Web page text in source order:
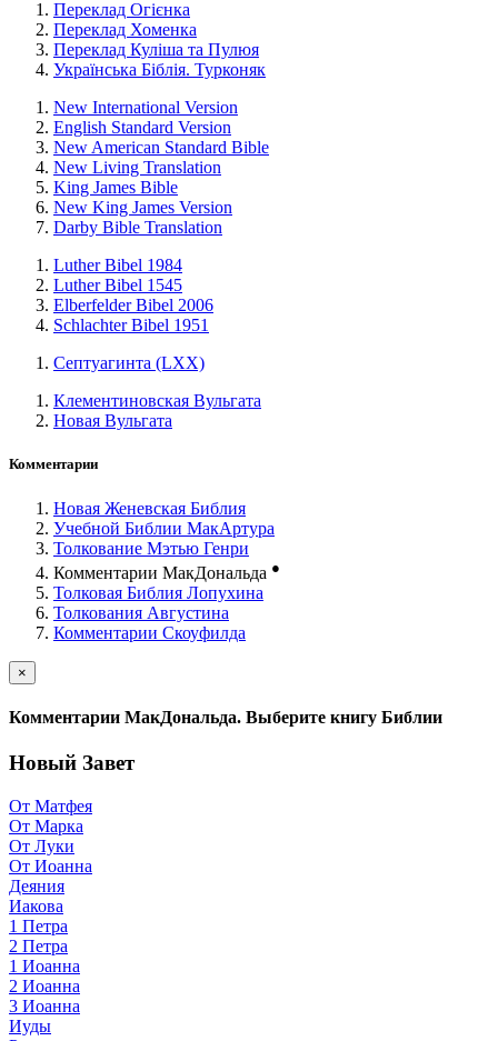
Переклад Огієнка
Переклад Хоменка
Переклад Куліша та Пулюя
Українська Біблія. Турконяк
New International Version
English Standard Version
New American Standard Bible
New Living Translation
King James Bible
New King James Version
Darby Bible Translation
Luther Bibel 1984
Luther Bibel 1545
Elberfelder Bibel 2006
Schlachter Bibel 1951
Септуагинта (LXX)
Клементиновская Вульгата
Новая Вульгата
Комментарии
Новая Женевская Библия
Учебной Библии МакАртура
Толкование Мэтью Генри
Комментарии МакДональда ●
Толковая Библия Лопухина
Толкования Августина
Комментарии Скоуфилда
×
Комментарии МакДональда. Выберите книгу Библии
Новый Завет
От Матфея
От Марка
От Луки
От Иоанна
Деяния
Иакова
1 Петра
2 Петра
1 Иоанна
2 Иоанна
3 Иоанна
Иуды